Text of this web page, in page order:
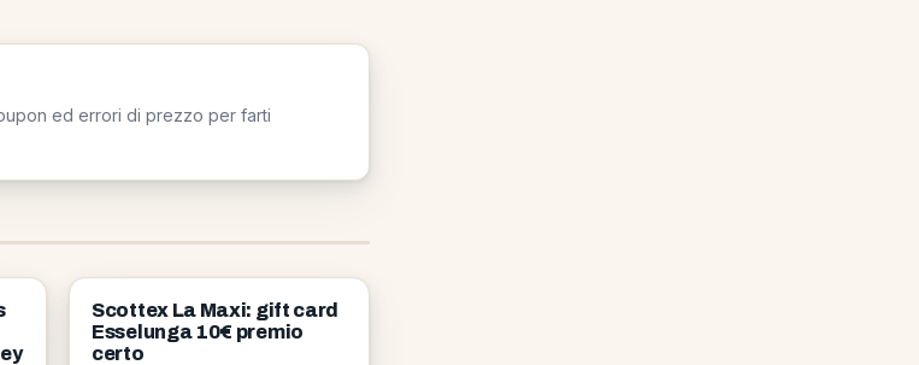
ed errori di prezzo per farti
OMAGGI
Scottex La Maxi: gift card
Esselunga 10€ premio
certo